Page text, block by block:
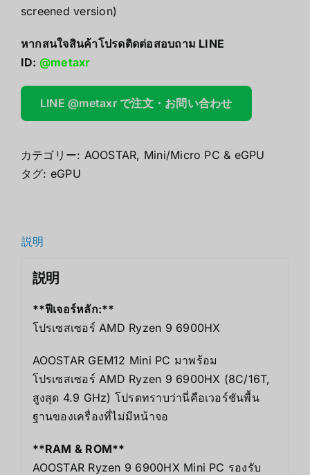
screened version)
หากสนใจสินค้าโปรดติดต่อสอบถาม LINE
ID: @metaxr
LINE @metaxr で注文・お問い合わせ
カテゴリー: AOOSTAR, Mini/Micro PC & eGPU
タグ: eGPU
説明
説明
**ฟีเจอร์หลัก:**
โปรเซสเซอร์ AMD Ryzen 9 6900HX
AOOSTAR GEM12 Mini PC มาพร้อม
โปรเซสเซอร์ AMD Ryzen 9 6900HX (8C/16T,
สูงสุด 4.9 GHz) โปรดทราบว่านี่คือเวอร์ชันพื้น
ฐานของเครื่องที่ไม่มีหน้าจอ
**RAM & ROM**
AOOSTAR Ryzen 9 6900HX Mini PC รองรับ